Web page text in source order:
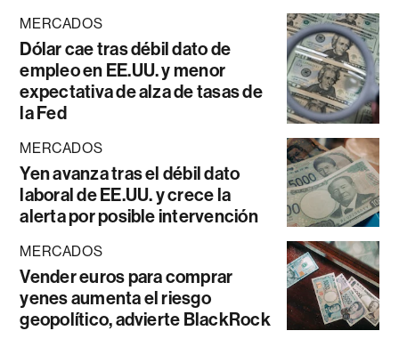
MERCADOS
Dólar cae tras débil dato de
empleo en EE.UU. y menor
expectativa de alza de tasas de
la Fed
MERCADOS
Yen avanza tras el débil dato
laboral de EE.UU. y crece la
alerta por posible intervención
MERCADOS
Vender euros para comprar
yenes aumenta el riesgo
geopolítico, advierte BlackRock